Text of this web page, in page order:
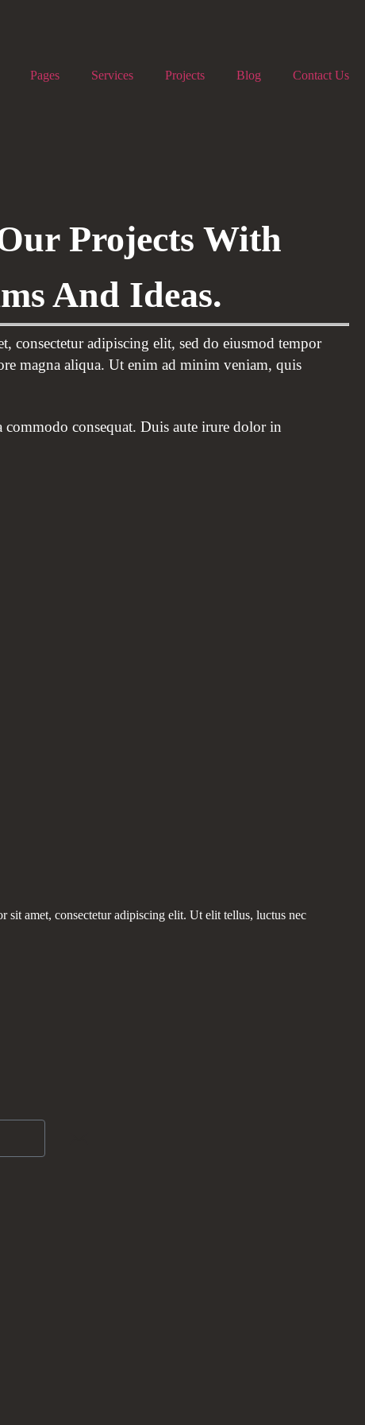
Pages Services Projects Blog Contact Us
Projects With
And Ideas.
consectetur adipiscing elit, sed do eiusmod tempor
magna aliqua. Ut enim ad minim veniam, quis
consequat. Duis aute irure dolor in
amet, consectetur adipiscing elit. Ut elit tellus, luctus nec